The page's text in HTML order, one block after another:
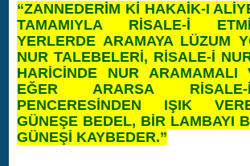
“ZANNEDERİM Kİ HAKAİK-I
TAMAMIYLA RİSALE-İ
YERLERDE ARAMAYA LÜZUM
NUR TALEBELERİ, RİSALE-İ
HARİCİNDE NUR ARAMAMALI
EĞER ARARSA
PENCERESİNDEN IŞIK
GÜNEŞE BEDEL, BİR LAMBAYI
GÜNEŞİ KAYBEDER.”